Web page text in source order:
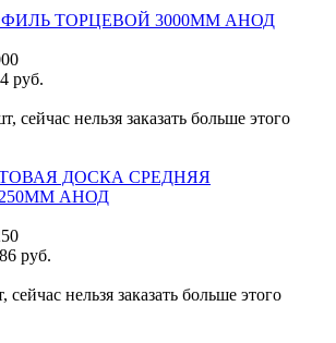
ТОРЦЕВОЙ 3000ММ АНОД
руб.
сейчас нельзя заказать больше этого
ДОСКА СРЕДНЯЯ
АНОД
руб.
нельзя заказать больше этого